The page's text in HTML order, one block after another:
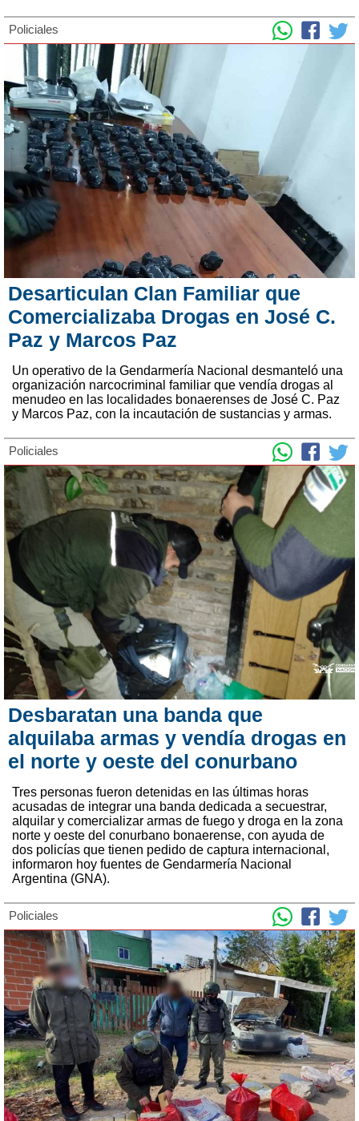
Policiales
Desarticulan Clan Familiar que
Comercializaba Drogas en José C.
Paz y Marcos Paz
Un operativo de la Gendarmería Nacional desmanteló una
organización narcocriminal familiar que vendía drogas al
menudeo en las localidades bonaerenses de José C. Paz
y Marcos Paz, con la incautación de sustancias y armas.
Policiales
Desbaratan una banda que
alquilaba armas y vendía drogas en
el norte y oeste del conurbano
Tres personas fueron detenidas en las últimas horas
acusadas de integrar una banda dedicada a secuestrar,
alquilar y comercializar armas de fuego y droga en la zona
norte y oeste del conurbano bonaerense, con ayuda de
dos policías que tienen pedido de captura internacional,
informaron hoy fuentes de Gendarmería Nacional
Argentina (GNA).
Policiales